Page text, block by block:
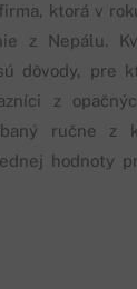
ktorá v
z Nepálu.
dôvody, pre
z
ručne z
hodnoty